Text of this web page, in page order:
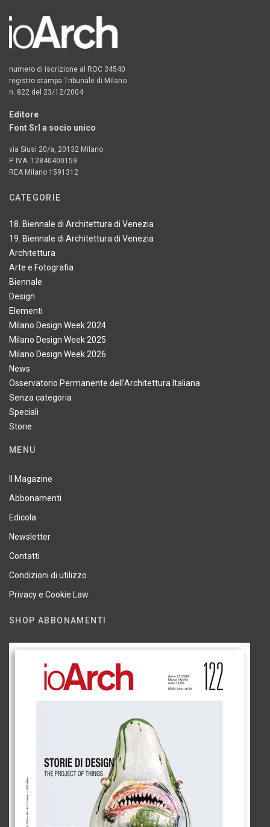
numero di iscrizione al ROC 34540
registro stampa Tribunale di Milano
n. 822 del 23/12/2004
Editore
Font Srl a socio unico
via Siusi 20/a, 20132 Milano
P. IVA: 12840400159
REA Milano 1591312
CATEGORIE
18. Biennale di Architettura di Venezia
19. Biennale di Architettura di Venezia
Architettura
Arte e Fotografia
Biennale
Design
Elementi
Milano Design Week 2024
Milano Design Week 2025
Milano Design Week 2026
News
Osservatorio Permanente dell'Architettura Italiana
Senza categoria
Speciali
Storie
MENU
Il Magazine
Abbonamenti
Edicola
Newsletter
Contatti
Condizioni di utilizzo
Privacy e Cookie Law
SHOP ABBONAMENTI